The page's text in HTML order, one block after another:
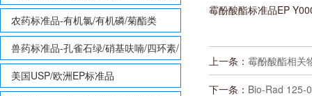
机锡/多溴联苯/多溴联苯醚/多氯联苯
农药标准品-有机氯/有机磷/菊酯类
兽药标准品-孔雀石绿/硝基呋喃/四环素/
磺胺等
美国USP/欧洲EP标准品
霉酚酸酯标准品EP
上一条： 霉酚酸酯相关
下一条： Bio-Rad 125-